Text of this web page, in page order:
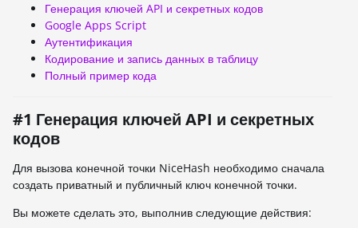
Генерация ключей API и секретных кодов
Google Apps Script
Аутентификация
Кодирование и запись данных в таблицу
Полный пример кода
#1 Генерация ключей API и секретных
кодов
Для вызова конечной точки NiceHash необходимо сначала
создать приватный и публичный ключ конечной точки.
Вы можете сделать это, выполнив следующие действия: